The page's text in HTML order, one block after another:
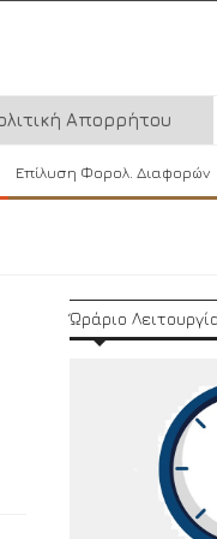
Απορρήτου
Επίλυση Φορολ. Διαφορών
Ώράριο